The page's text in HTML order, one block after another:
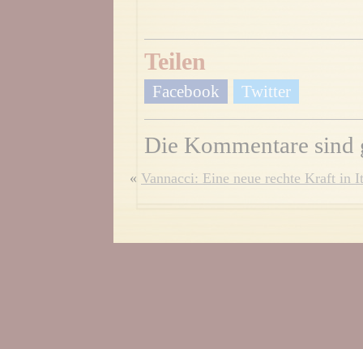
Teilen
Facebook Twitter
Die Kommentare sind
« Vannacci: Eine neue rechte Kraft in